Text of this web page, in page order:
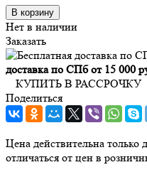
В корзину
Нет в наличии
Заказать
доставка по СПб от 15 000
КУПИТЬ В РАССРОЧКУ
Поделиться
Цена действительна только
отличаться от цен в